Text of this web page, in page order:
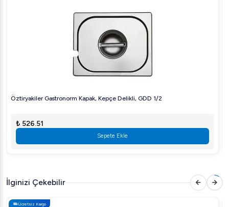
Öztiryakiler Gastronorm Kapak, Kepçe Delikli, GDD 1/2
₺ 526.51
Sepete Ekle
İlginizi Çekebilir
Ücretsiz Kargo